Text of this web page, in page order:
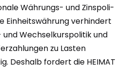
Währungs- und Zinspoli-
Einheitswährung verhindert
Wechselkurspolitik und
zu Lasten
Deshalb fordert die HEIMAT